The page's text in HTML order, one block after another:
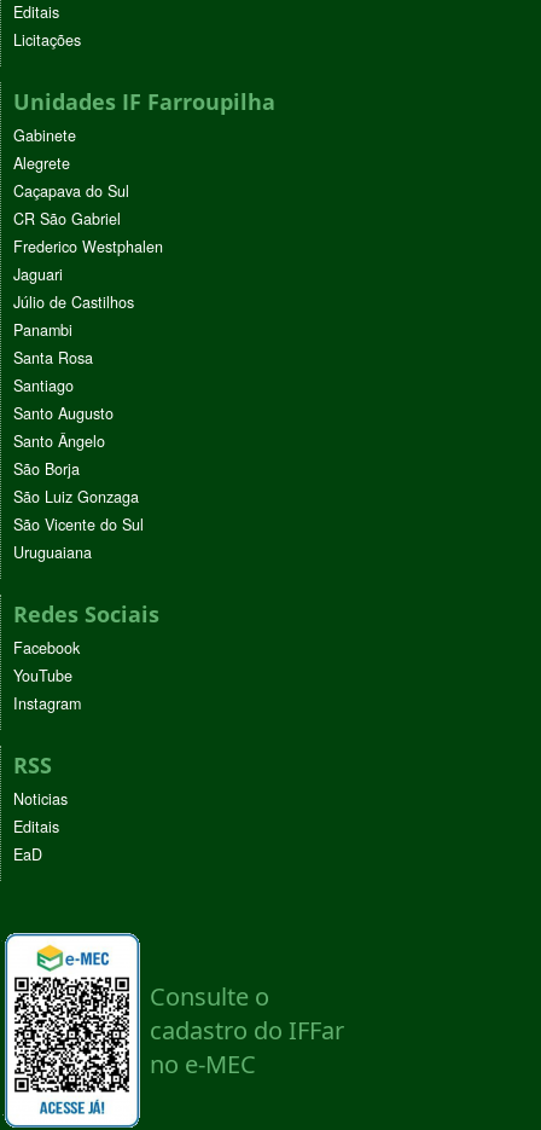
Editais
Licitações
Unidades IF Farroupilha
Gabinete
Alegrete
Caçapava do Sul
CR São Gabriel
Frederico Westphalen
Jaguari
Júlio de Castilhos
Panambi
Santa Rosa
Santiago
Santo Augusto
Santo Ângelo
São Borja
São Luiz Gonzaga
São Vicente do Sul
Uruguaiana
Redes Sociais
Facebook
YouTube
Instagram
RSS
Noticias
Editais
EaD